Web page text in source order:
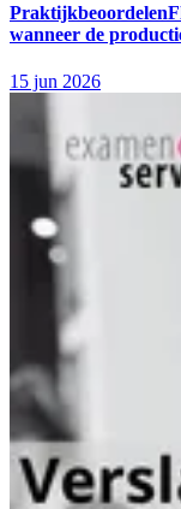
wanneer de
15 jun 2026